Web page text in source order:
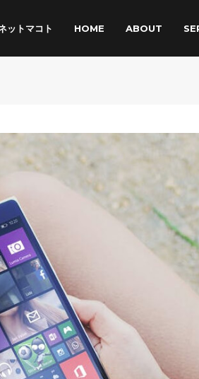
ットマコト HOME ABOUT